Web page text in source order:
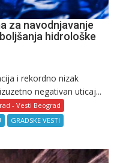
za navodnjavanje
hidrološke
i rekordno nizak
negativan uticaj...
- Vesti Beograd
GRADSKE VESTI